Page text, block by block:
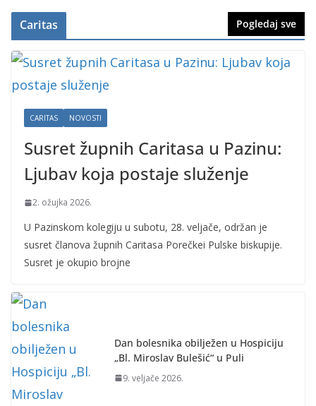
Caritas Pogledaj sve
CARITAS NOVOSTI
Susret župnih Caritasa u Pazinu:
Ljubav koja postaje služenje
2. ožujka 2026.
U Pazinskom kolegiju u subotu, 28. veljače, održan je
susret članova župnih Caritasa Porečkei Pulske biskupije.
Susret je okupio brojne
Dan bolesnika obilježen u Hospiciju
„Bl. Miroslav Bulešić“ u Puli
9. veljače 2026.